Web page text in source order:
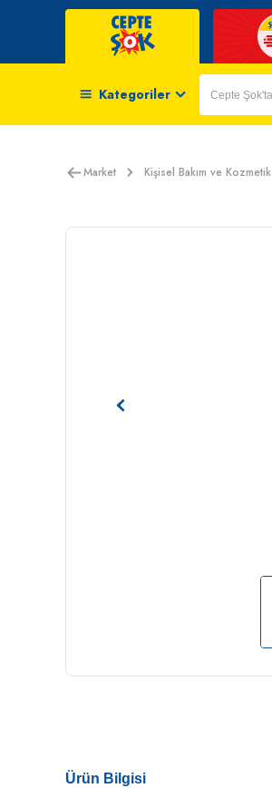
Kategoriler
Market Kişisel Bakım ve Kozmetik
Ürün Bilgisi